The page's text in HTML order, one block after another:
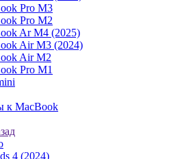
Pro M3
Pro M2
Ar M4 (2025)
Air M3 (2024)
Air M2
Pro M1
к MacBook
4 (2024)